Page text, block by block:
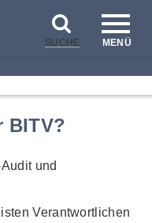
SUCHE MENÜ
BITV?
Verantwortlichen